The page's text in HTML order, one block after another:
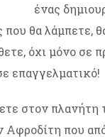
ένας
θα λάμπετε,
όχι μόνο σε
επαγγελματικό!
στον πλανήτη
Αφροδίτη που